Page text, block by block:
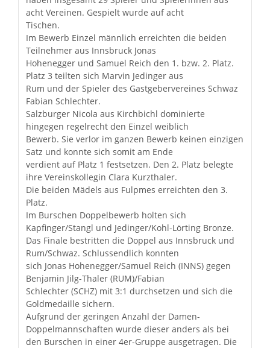
acht Vereinen. Gespielt wurde auf acht
Tischen.
Im Bewerb Einzel männlich erreichten die beiden
Teilnehmer aus Innsbruck Jonas
Hohenegger und Samuel Reich den 1. bzw. 2. Platz.
Platz 3 teilten sich Marvin Jedinger aus
Rum und der Spieler des Gastgebervereines Schwaz
Fabian Schlechter.
Salzburger Nicola aus Kirchbichl dominierte
hingegen regelrecht den Einzel weiblich
Bewerb. Sie verlor im ganzen Bewerb keinen einzigen
Satz und konnte sich somit am Ende
verdient auf Platz 1 festsetzen. Den 2. Platz belegte
ihre Vereinskollegin Clara Kurzthaler.
Die beiden Mädels aus Fulpmes erreichten den 3.
Platz.
Im Burschen Doppelbewerb holten sich
Kapfinger/Stangl und Jedinger/Kohl-Lörting Bronze.
Das Finale bestritten die Doppel aus Innsbruck und
Rum/Schwaz. Schlussendlich konnten
sich Jonas Hohenegger/Samuel Reich (INNS) gegen
Benjamin Jilg-Thaler (RUM)/Fabian
Schlechter (SCHZ) mit 3:1 durchsetzen und sich die
Goldmedaille sichern.
Aufgrund der geringen Anzahl der Damen-
Doppelmannschaften wurde dieser anders als bei
den Burschen in einer 4er-Gruppe ausgetragen. Die